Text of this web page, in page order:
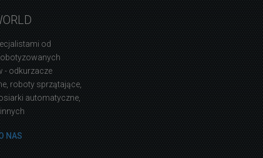
od
- odkurzacze
roboty sprzątające,
automatyczne,
NAS